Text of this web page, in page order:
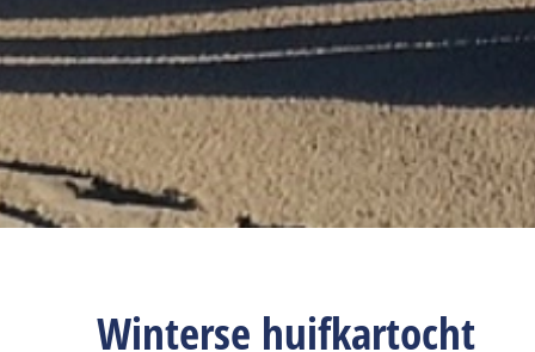
Winterse huifkartocht